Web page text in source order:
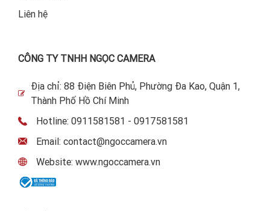
Liên hệ
CÔNG TY TNHH NGỌC CAMERA
Địa chỉ: 88 Điện Biên Phủ, Phường Đa Kao, Quận 1,
Thành Phố Hồ Chí Minh
Hotline: 0911581581 - 0917581581
Email: contact@ngoccamera.vn
Website: www.ngoccamera.vn